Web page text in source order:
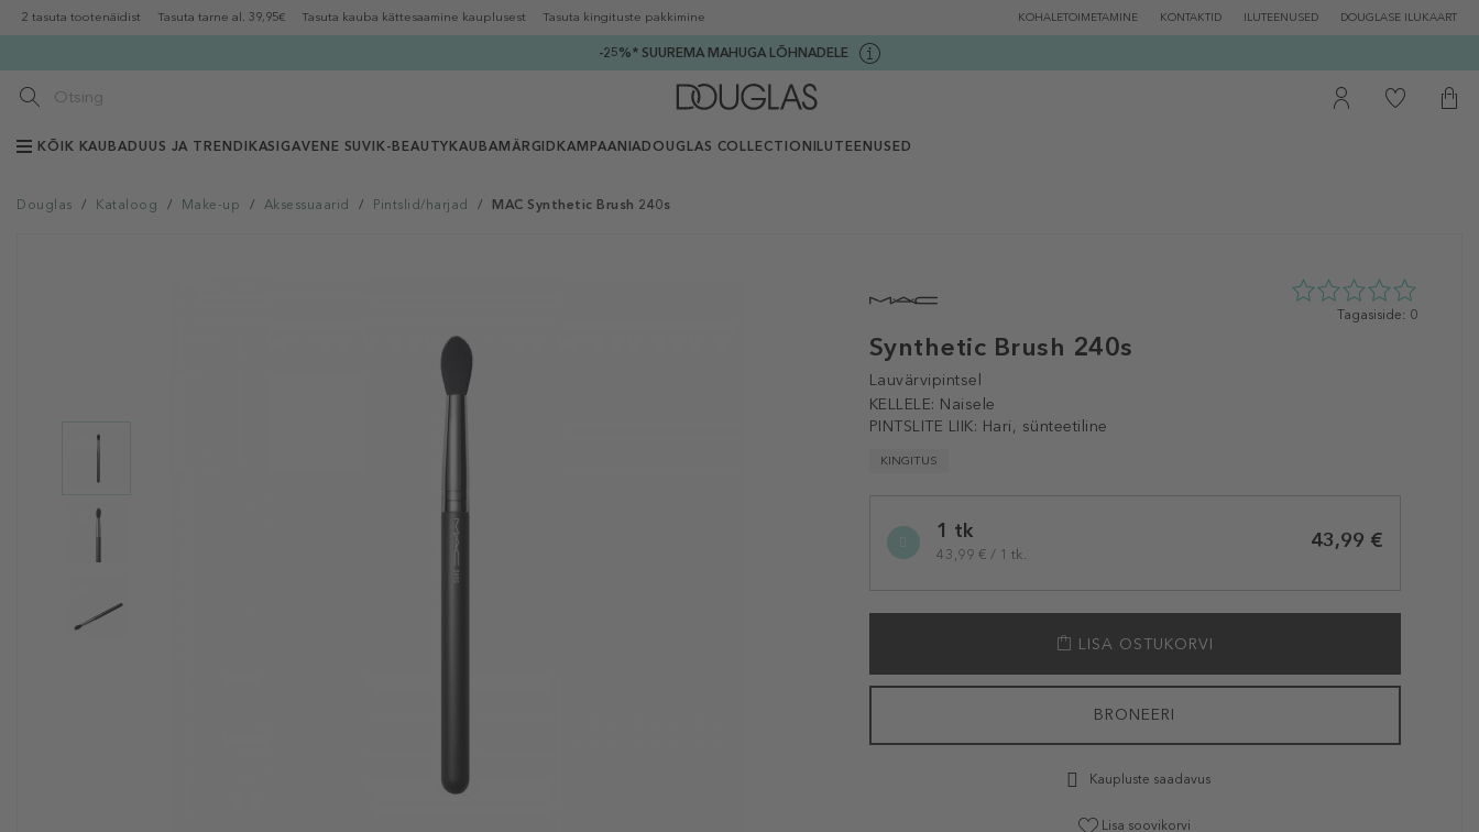
2 tasuta tootenäidist Tasuta tarne al. 39,95€ Tasuta kauba kättesaamine kauplusest Tasuta kingituste pakkimine KOHALETOIMETAMINE KONTAKTID ILUTEENUSED DOUGLASE ILUKAART
-25%* SUUREMA MAHUGA LÕHNADELE
KÕIK KAUBADUUS JA TRENDIKAS IGAVENE SUVI K-BEAUTY KAUBAMÄRGID KAMPAANIADOUGLAS COLLECTION ILUTEENUSED
Douglas / Kataloog / Make-up / Aksessuaarid / Pintslid/harjad / MAC Synthetic Brush 240s
Synthetic Brush 240s
Lauvärvipintsel
KELLELE: Naisele
PINTSLITE LIIK: Hari, sünteetiline
KINGITUS
0
Tagasiside: 0
variation1 tk
43,99 € / 1 tk.
43,99 €
LISA OSTUKORVI
BRONEERI
Kaupluste saadavus
Lisa soovikorvi